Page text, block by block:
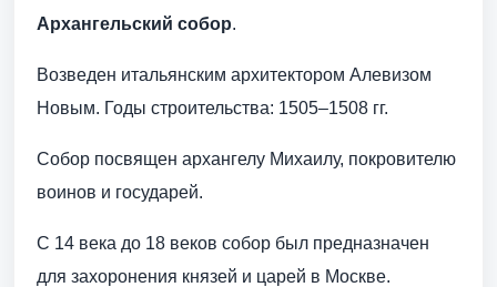
Архангельский собор.
Возведен итальянским архитектором Алевизом
Новым. Годы строительства: 1505–1508 гг.
Собор посвящен архангелу Михаилу, покровителю
воинов и государей.
С 14 века до 18 веков собор был предназначен
для захоронения князей и царей в Москве.